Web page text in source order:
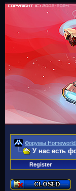
Форумы
У нас есть
Register